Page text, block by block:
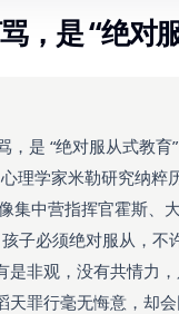
，是 “绝对
，是 “绝对服从式教
理学家米勒研究纳
集中营指挥官霍斯、
必须绝对服从，不
非观，没有共情力
罪行毫无悔意，却